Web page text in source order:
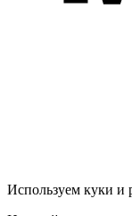
Используем куки и